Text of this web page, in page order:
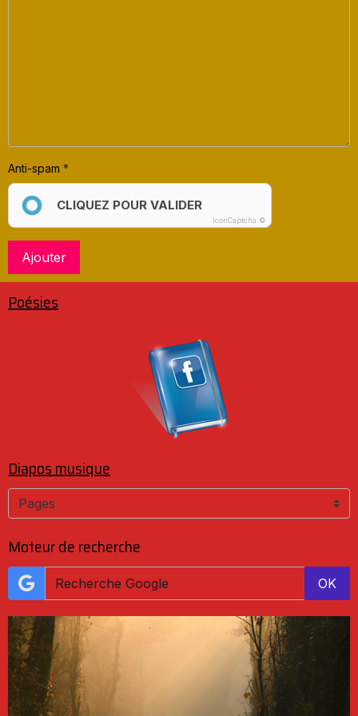
Anti-spam
CLIQUEZ POUR VALIDER
IconCaptcha ©
Ajouter
Poésies
Diapos musique
Moteur de recherche
OK